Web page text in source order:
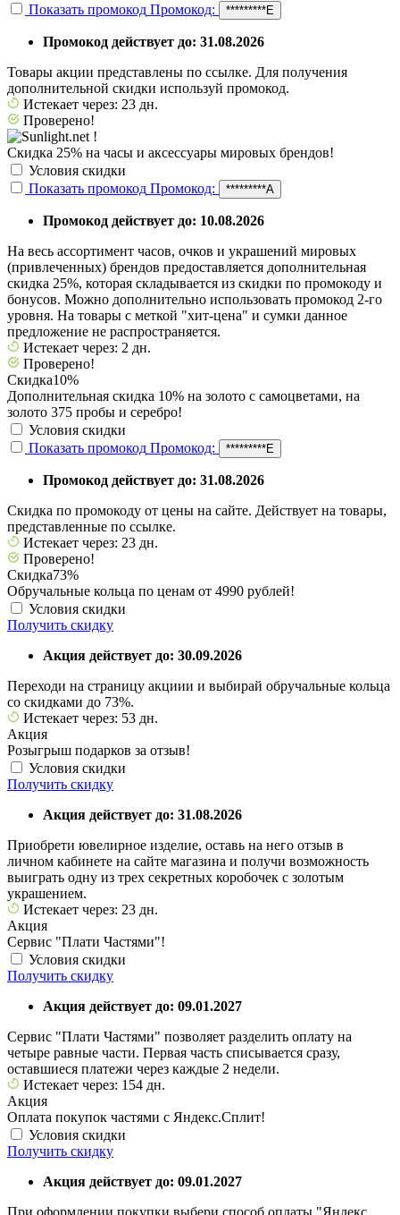
Показать промокод Промокод: *********Е
Промокод действует до: 31.08.2026
Товары акции представлены по ссылке. Для получения
дополнительной скидки используй промокод.
Истекает через: 23 дн.
Проверено!
Скидка 25% на часы и аксессуары мировых брендов!
Условия скидки
Показать промокод Промокод: *********А
Промокод действует до: 10.08.2026
На весь ассортимент часов, очков и украшений мировых
(привлеченных) брендов предоставляется дополнительная
скидка 25%, которая складывается из скидки по промокоду и
бонусов. Можно дополнительно использовать промокод 2-го
уровня. На товары с меткой "хит-цена" и сумки данное
предложение не распространяется.
Истекает через: 2 дн.
Проверено!
Скидка10%
Дополнительная скидка 10% на золото с самоцветами, на
золото 375 пробы и серебро!
Условия скидки
Показать промокод Промокод: *********Е
Промокод действует до: 31.08.2026
Скидка по промокоду от цены на сайте. Действует на товары,
представленные по ссылке.
Истекает через: 23 дн.
Проверено!
Скидка73%
Обручальные кольца по ценам от 4990 рублей!
Условия скидки
Получить скидку
Акция действует до: 30.09.2026
Переходи на страницу акциии и выбирай обручальные кольца
со скидками до 73%.
Истекает через: 53 дн.
Акция
Розыгрыш подарков за отзыв!
Условия скидки
Получить скидку
Акция действует до: 31.08.2026
Приобрети ювелирное изделие, оставь на него отзыв в
личном кабинете на сайте магазина и получи возможность
выиграть одну из трех секретных коробочек с золотым
украшением.
Истекает через: 23 дн.
Акция
Сервис "Плати Частями"!
Условия скидки
Получить скидку
Акция действует до: 09.01.2027
Сервис "Плати Частями" позволяет разделить оплату на
четыре равные части. Первая часть списывается сразу,
оставшиеся платежи через каждые 2 недели.
Истекает через: 154 дн.
Акция
Оплата покупок частями с Яндекс.Сплит!
Условия скидки
Получить скидку
Акция действует до: 09.01.2027
При оформлении покупки выбери способ оплаты "Яндекс